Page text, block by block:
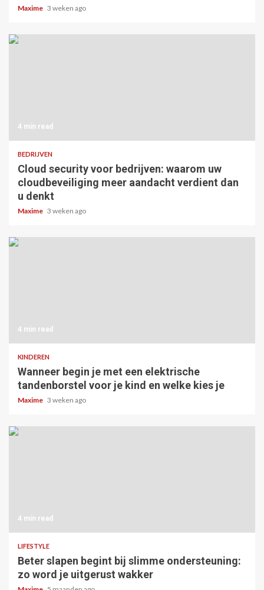
Maxime 3 weken ago
4 min read
BEDRIJVEN
Cloud security voor bedrijven: waarom uw
cloudbeveiliging meer aandacht verdient dan
u denkt
Maxime 3 weken ago
4 min read
KINDEREN
Wanneer begin je met een elektrische
tandenborstel voor je kind en welke kies je
Maxime 3 weken ago
4 min read
LIFESTYLE
Beter slapen begint bij slimme ondersteuning:
zo word je uitgerust wakker